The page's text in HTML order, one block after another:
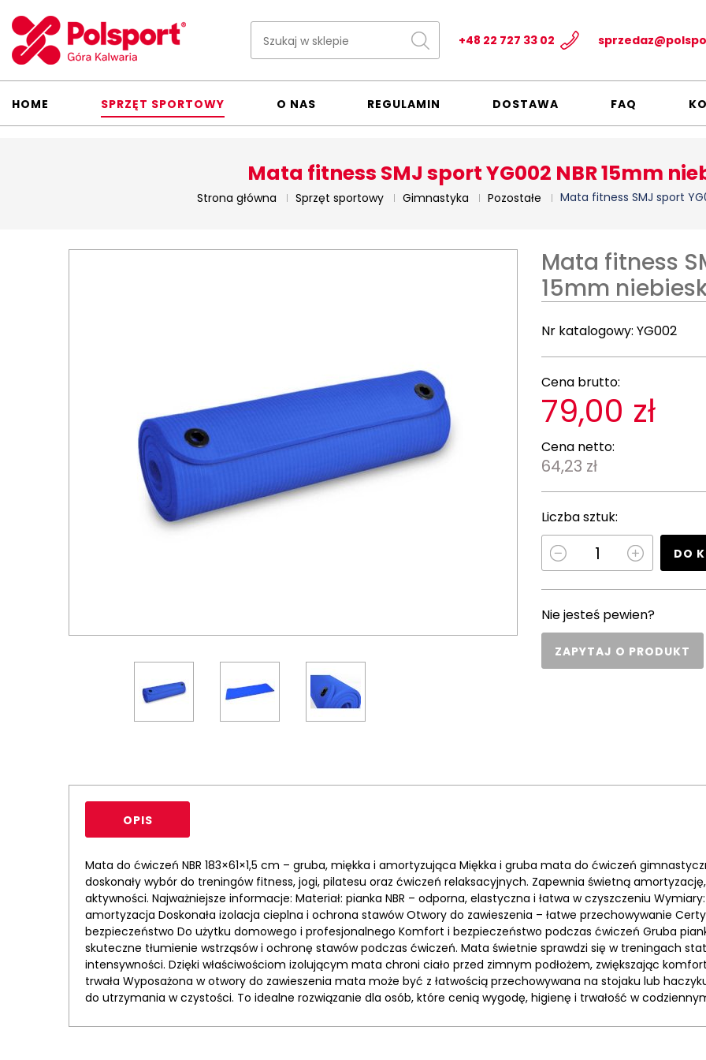
+48 22 727 33 02
HOME SPRZĘT SPORTOWY O NAS REGULAMIN DOSTAWA FAQ
Mata fitness SMJ sport YG002 NBR 15mm
Strona główna Sprzęt sportowy Gimnastyka Pozostałe Mata fitness SMJ sport
Mata fitness
15mm
Nr katalogowy: YG002
Cena brutto:
79,00 zł
Cena netto:
64,23 zł
Liczba sztuk:
DO
Nie jesteś pewien?
ZAPYTAJ O PRODUKT
OPIS
Mata do ćwiczeń NBR 183×61×1,5 cm – gruba, miękka i amortyzująca Miękka i gruba mata do ćwiczeń
doskonały wybór do treningów fitness, jogi, pilatesu oraz ćwiczeń relaksacyjnych. Zapewnia świetną
aktywności. Najważniejsze informacje: Materiał: pianka NBR – odporna, elastyczna i łatwa w czyszczeniu
amortyzacja Doskonała izolacja cieplna i ochrona stawów Otwory do zawieszenia – łatwe przechowywanie
bezpieczeństwo Do użytku domowego i profesjonalnego Komfort i bezpieczeństwo podczas ćwiczeń Gruba
skuteczne tłumienie wstrząsów i ochronę stawów podczas ćwiczeń. Mata świetnie sprawdzi się w treningach
intensywności. Dzięki właściwościom izolującym mata chroni ciało przed zimnym podłożem, zwiększając
trwała Wyposażona w otwory do zawieszenia mata może być z łatwością przechowywana na stojaku lub
do utrzymania w czystości. To idealne rozwiązanie dla osób, które cenią wygodę, higienę i trwałość w